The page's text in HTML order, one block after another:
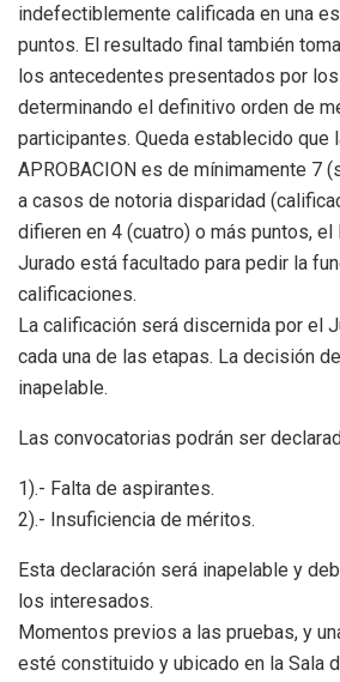
indefectiblemente calificada en una
puntos. El resultado final también
los antecedentes presentados por
determinando el definitivo orden de
participantes. Queda establecido que
APROBACION es de mínimamente 7
a casos de notoria disparidad
difieren en 4 (cuatro) o más puntos,
Jurado está facultado para pedir la
calificaciones.
La calificación será discernida por el
cada una de las etapas. La decisión
inapelable.
Las convocatorias podrán ser
1).- Falta de aspirantes.
2).- Insuficiencia de méritos.
Esta declaración será inapelable y
los interesados.
Momentos previos a las pruebas, y
esté constituido y ubicado en la Sala